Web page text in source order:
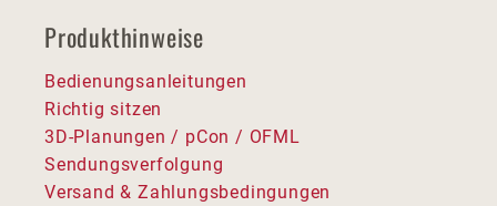
Produkthinweise
Bedienungsanleitungen
Richtig sitzen
3D-Planungen / pCon / OFML
Sendungsverfolgung
Versand & Zahlungsbedingungen